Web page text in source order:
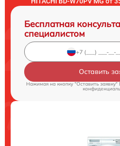
Бесплатная
специалистом
Оставить
Нажимая на кнопку "Оставить